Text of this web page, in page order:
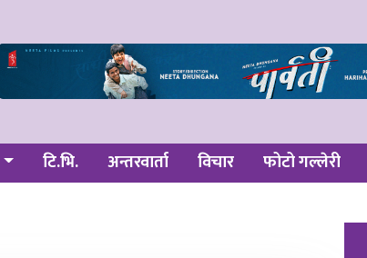
टि.भि. अन्तरवार्ता विचार फोटो गल्लेरी